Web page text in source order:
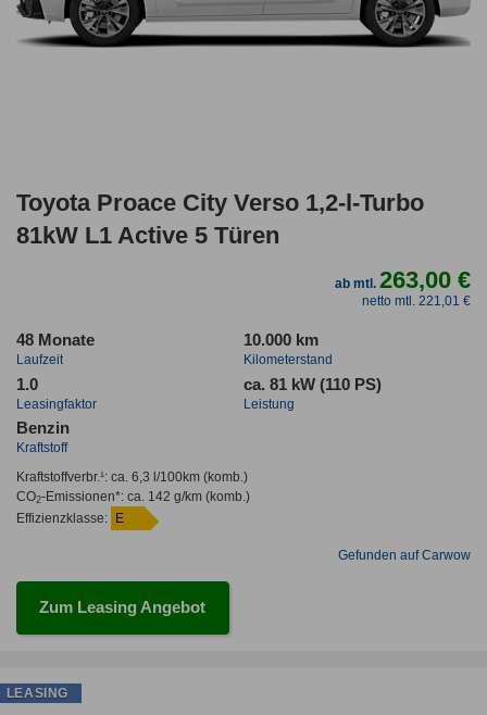
Toyota Proace City Verso 1,2-l-Turbo
81kW L1 Active 5 Türen
ab mtl.263,00 €
netto mtl. 221,01 €
48 Monate
Laufzeit
10.000 km
Kilometerstand
1.0
Leasingfaktor
ca. 81 kW (110 PS)
Leistung
Benzin
Kraftstoff
Kraftstoffverbr.¹: ca. 6,3 l/100km(komb.)
CO2-Emissionen*: ca. 142 g/km(komb.)
Effizienzklasse: E
Gefunden auf Carwow
Zum Leasing Angebot
LEASING